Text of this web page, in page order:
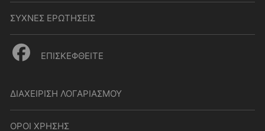
ΣΥΧΝΕΣ ΕΡΩΤΗΣΕΙΣ
ΕΠΙΣΚΕΦΘΕΙΤΕ
ΔΙΑΧΕΙΡΙΣΗ ΛΟΓΑΡΙΑΣΜΟΥ
ΟΡΟΙ ΧΡΗΣΗΣ